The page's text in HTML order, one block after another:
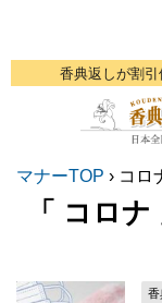
香典返しが割
マナーTOP › コロ
「 コロ
香